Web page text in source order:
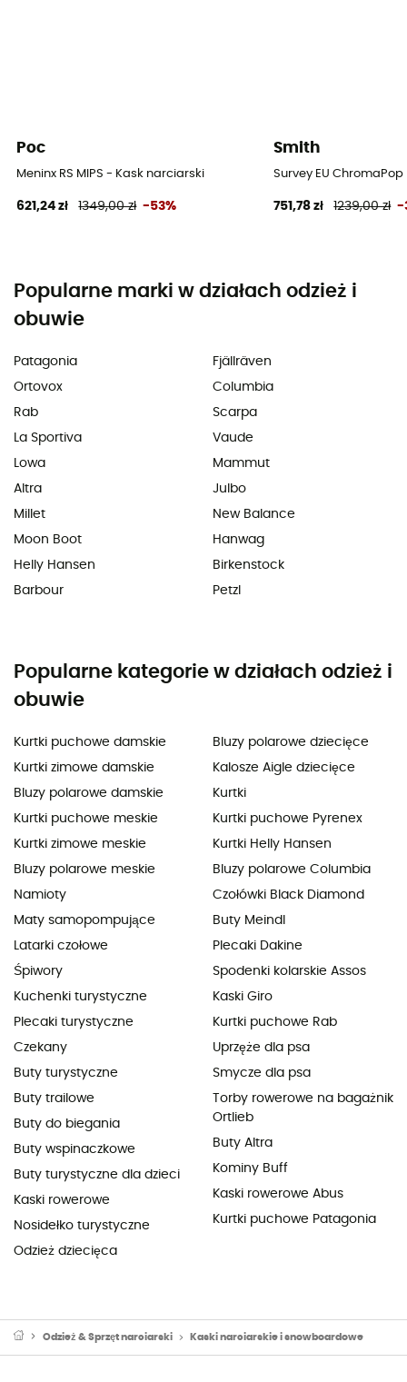
Poc
Meninx RS MIPS - Kask narciarski
621,24 zł 1349,00 zł -53%
Smith
Survey EU
751,78 zł 1239,00 zł -
Popularne marki w działach odzież i
obuwie
Patagonia
Ortovox
Rab
La Sportiva
Lowa
Altra
Millet
Moon Boot
Helly Hansen
Barbour
Fjällräven
Columbia
Scarpa
Vaude
Mammut
Julbo
New Balance
Hanwag
Birkenstock
Petzl
Popularne kategorie w działach odzież i
obuwie
Kurtki puchowe damskie
Kurtki zimowe damskie
Bluzy polarowe damskie
Kurtki puchowe meskie
Kurtki zimowe meskie
Bluzy polarowe meskie
Namioty
Maty samopompujące
Latarki czołowe
Śpiwory
Kuchenki turystyczne
Plecaki turystyczne
Czekany
Buty turystyczne
Buty trailowe
Buty do biegania
Buty wspinaczkowe
Buty turystyczne dla dzieci
Kaski rowerowe
Nosidełko turystyczne
Odzież dziecięca
Bluzy polarowe dziecięce
Kalosze Aigle dziecięce
Kurtki
Kurtki puchowe Pyrenex
Kurtki Helly Hansen
Bluzy polarowe Columbia
Czołówki Black Diamond
Buty Meindl
Plecaki Dakine
Spodenki kolarskie Assos
Kaski Giro
Kurtki puchowe Rab
Uprzęże dla psa
Smycze dla psa
Torby rowerowe na bagażnik
Ortlieb
Buty Altra
Kominy Buff
Kaski rowerowe Abus
Kurtki puchowe Patagonia
Odzież & Sprzęt narciarski Kaski narciarskie i snowboardowe